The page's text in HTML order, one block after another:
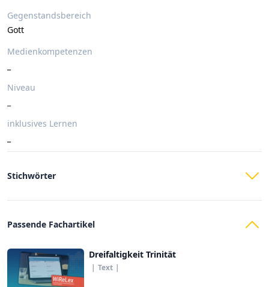
Gegenstandsbereich
Gott
Medienkompetenzen
Niveau
inklusives Lernen
Stichwörter
Passende Fachartikel
Dreifaltigkeit Trinität
| Text |